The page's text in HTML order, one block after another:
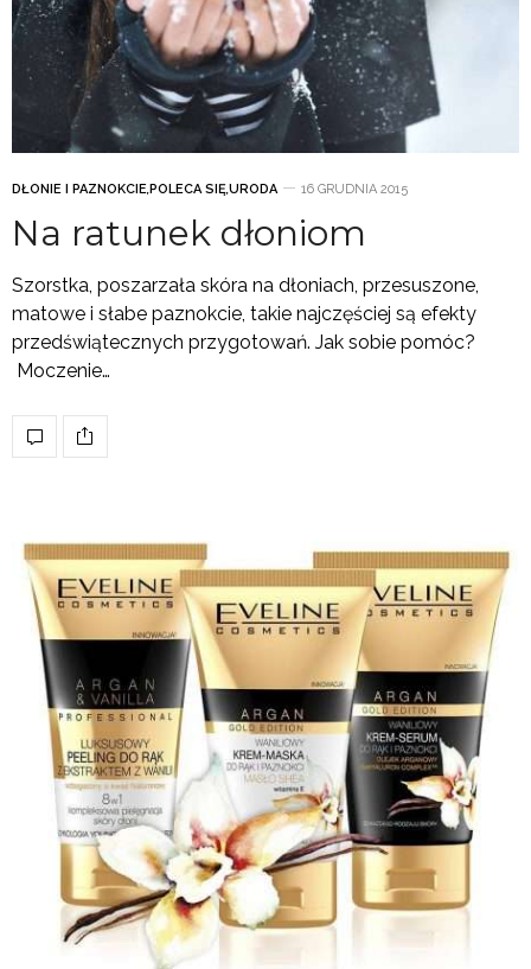
DŁONIE I PAZNOKCIE,POLECA SIĘ,URODA 16 GRUDNIA 2015
Na ratunek dłoniom
Szorstka, poszarzała skóra na dłoniach, przesuszone,
matowe i słabe paznokcie, takie najczęściej są efekty
przedświątecznych przygotowań. Jak sobie pomóc?
Moczenie…